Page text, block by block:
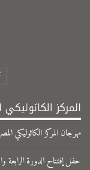
المركز
مهرجان المركز الكاثوليكي
حفل إفتتاح الدورة الرابعة